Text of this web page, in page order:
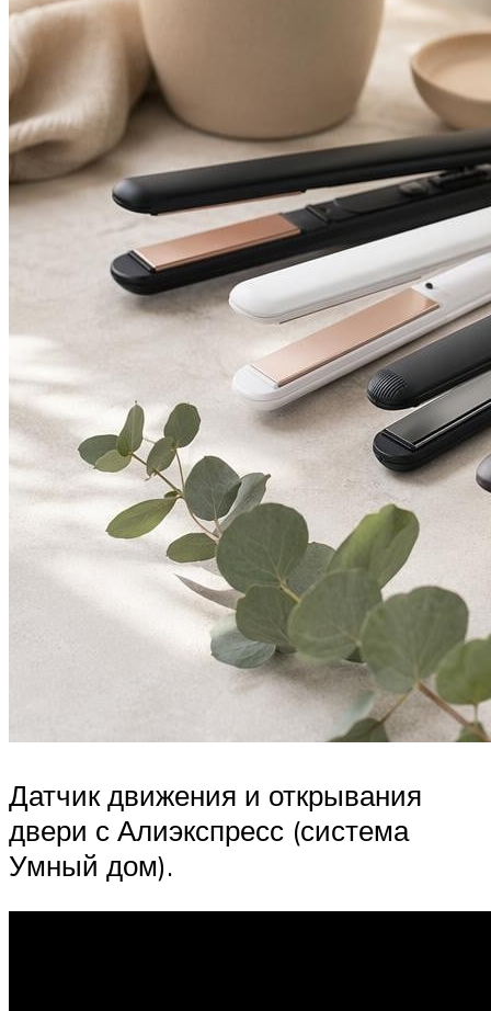
Датчик движения и открывания
двери с Алиэкспресс (система
Умный дом).